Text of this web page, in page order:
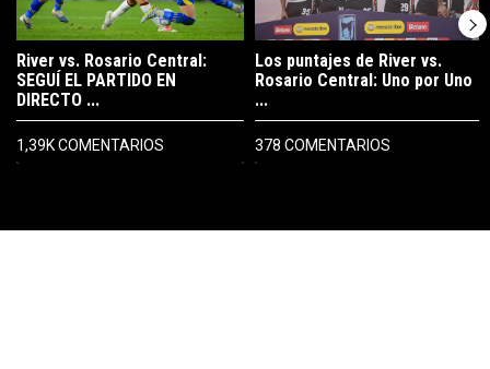
River vs. Rosario Central:
SEGUÍ EL PARTIDO EN
DIRECTO ...
1,39K COMENTARIOS
Los puntajes de River vs.
Rosario Central: Uno por Uno
...
378 COMENTARIOS